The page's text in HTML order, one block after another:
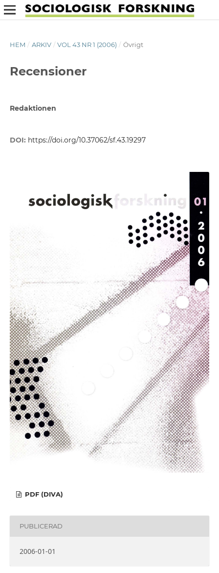
HEM / ARKIV / VOL 43 NR 1 (2006) / Övrigt
Recensioner
Redaktionen
DOI: https://doi.org/10.37062/sf.43.19297
PDF (DIVA)
PUBLICERAD
2006-01-01